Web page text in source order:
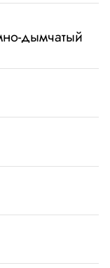
дымчатый